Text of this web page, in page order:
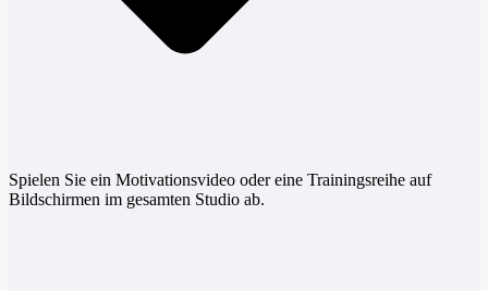
Spielen Sie ein Motivationsvideo oder eine Trainingsreihe auf
Bildschirmen im gesamten Studio ab.